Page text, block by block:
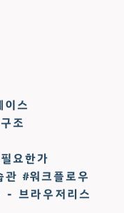
이스
조
요한가
관 #워크플로우
- 브라우저리스